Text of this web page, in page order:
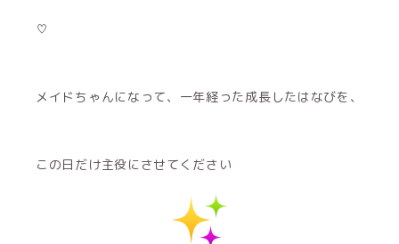
♡
メイドちゃんになって、一年経った成長したはなびを、
この日だけ主役にさせてください